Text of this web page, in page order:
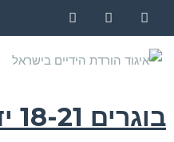
Facebook
YouTube
Instagram
בוגרים 18-21 יד שמאל 60 ק"ג